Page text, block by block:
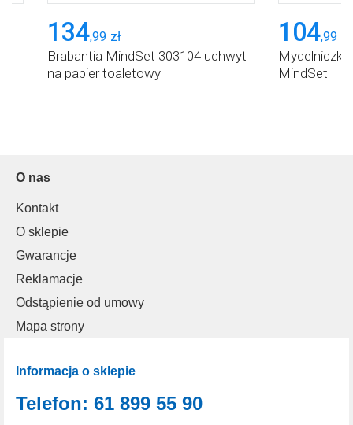
134,99 zł
Brabantia MindSet 303104 uchwyt
na papier toaletowy
104,99
MindSet
O nas
Kontakt
O sklepie
Gwarancje
Reklamacje
Odstąpienie od umowy
Mapa strony
Informacja o sklepie
Telefon: 61 899 55 90